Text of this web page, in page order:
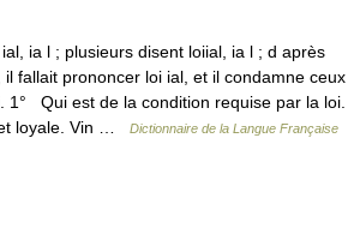
ia l ; plusieurs disent loiial, ia l ; d après
il fallait prononcer loi ial, et il condamne ceux
1° Qui est de la condition requise par la loi.
loyale. Vin …
Dictionnaire de la Langue Française